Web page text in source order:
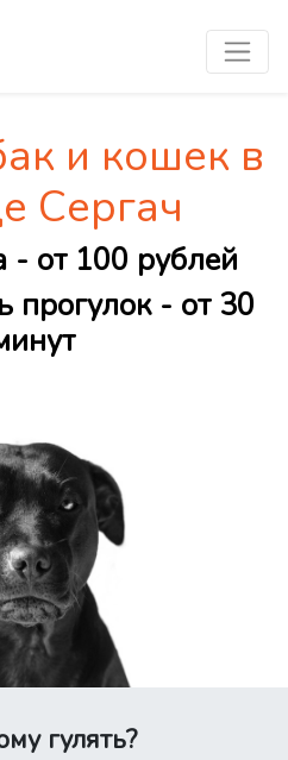
и кошек в
Сергач
- от 100 рублей
прогулок - от 30
гулять?